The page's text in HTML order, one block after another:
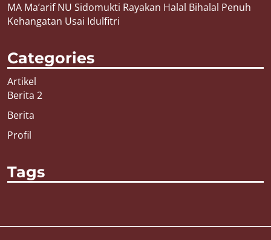
MA Ma’arif NU Sidomukti Rayakan Halal Bihalal Penuh
Kehangatan Usai Idulfitri
Categories
Artikel
Berita 2
Berita
Profil
Tags